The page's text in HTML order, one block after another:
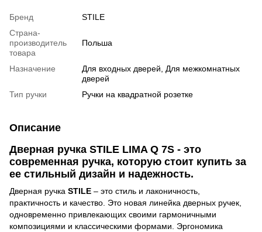
Бренд
STILE
Страна-
производитель
товара
Польша
Назначение
Для входных дверей, Для межкомнатных
дверей
Тип ручки
Ручки на квадратной розетке
Описание
Дверная ручка STILE LIMA Q 7S - это
современная ручка, которую стоит купить за
ее стильный дизайн и надежность.
Дверная ручка STILE – это стиль и лаконичность,
практичность и качество. Это новая линейка дверных ручек,
одновременно привлекающих своими гармоничными
композициями и классическими формами. Эргономика